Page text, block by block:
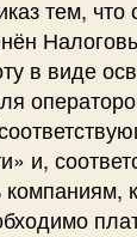
тем, что
в виде
и,
компаниям,